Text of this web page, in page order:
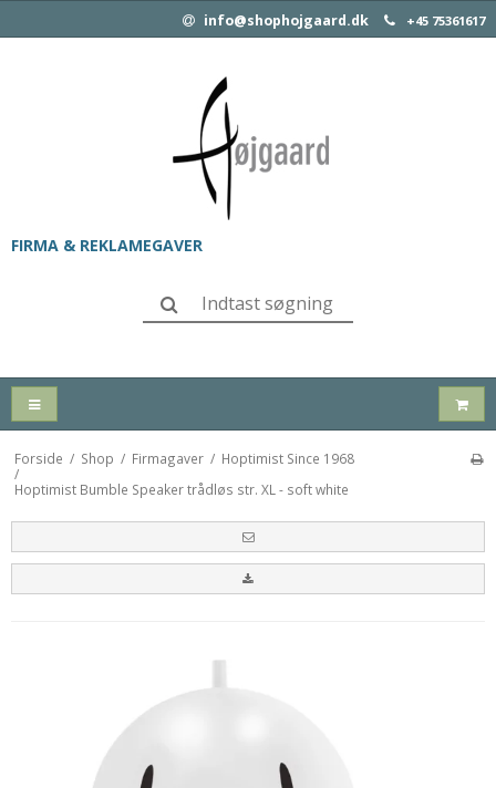
info@shophojgaard.dk +45 75361617
FIRMA & REKLAMEGAVER
Forside / Shop / Firmagaver / Hoptimist Since 1968
/
Hoptimist Bumble Speaker trådløs str. XL - soft white